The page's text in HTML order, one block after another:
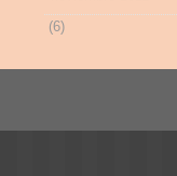
(6)